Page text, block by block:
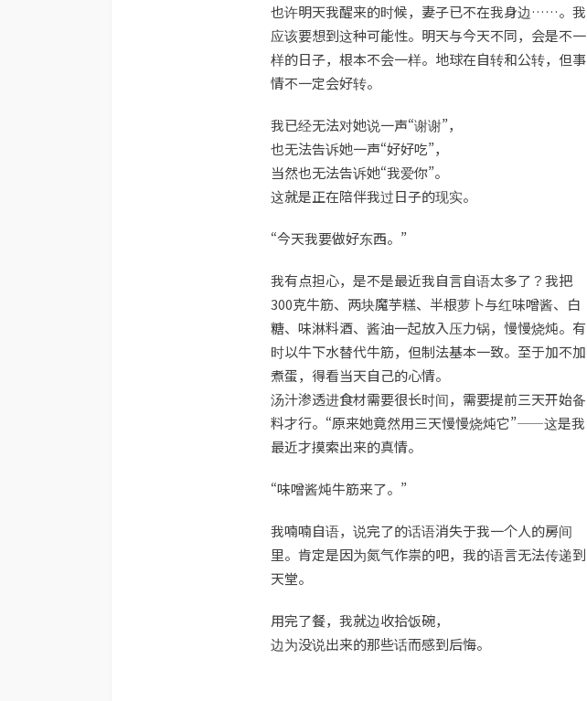
也许明天我醒来的时候，妻子已不在我身边……。我
应该要想到这种可能性。明天与今天不同，会是不一
样的日子，根本不会一样。地球在自转和公转，但事
情不一定会好转。
我已经无法对她说一声“谢谢”，
也无法告诉她一声“好好吃”，
当然也无法告诉她“我爱你”。
这就是正在陪伴我过日子的现实。
“今天我要做好东西。”
我有点担心，是不是最近我自言自语太多了？我把
300克牛筋、两块魔芋糕、半根萝卜与红味噌酱、白
糖、味淋料酒、酱油一起放入压力锅，慢慢烧炖。有
时以牛下水替代牛筋，但制法基本一致。至于加不加
煮蛋，得看当天自己的心情。
汤汁渗透进食材需要很长时间，需要提前三天开始备
料才行。“原来她竟然用三天慢慢烧炖它”——这是我
最近才摸索出来的真情。
“味噌酱炖牛筋来了。”
我喃喃自语，说完了的话语消失于我一个人的房间
里。肯定是因为氮气作祟的吧，我的语言无法传递到
天堂。
用完了餐，我就边收拾饭碗，
边为没说出来的那些话而感到后悔。